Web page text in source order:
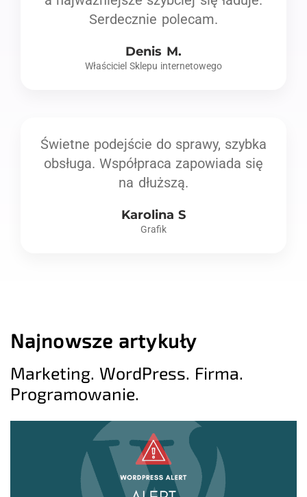
Serdecznie polecam.
Denis M.
Właściciel Sklepu internetowego
Świetne podejście do sprawy, szybka
obsługa. Współpraca zapowiada się
na dłuższą.
Karolina S
Grafik
Najnowsze artykuły
Marketing. WordPress. Firma.
Programowanie.